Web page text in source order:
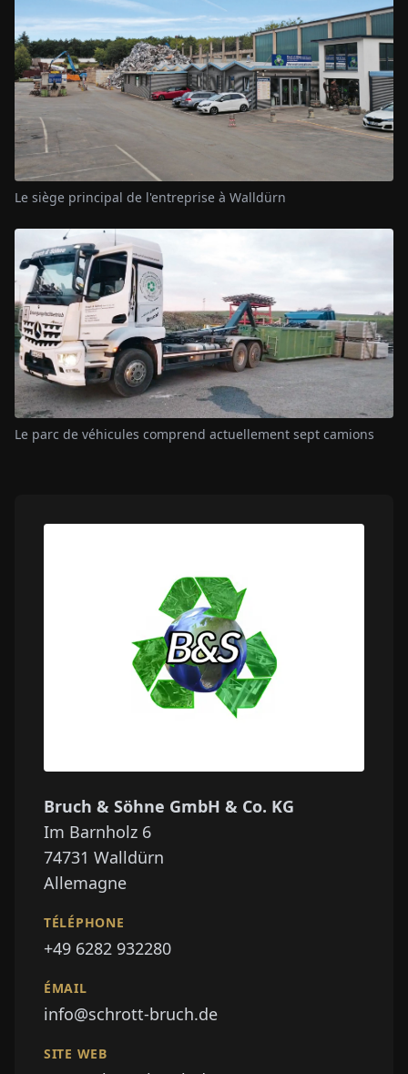
Le siège principal de l'entreprise à Walldürn
Le parc de véhicules comprend actuellement sept camions
Bruch & Söhne GmbH & Co. KG
Im Barnholz 6
74731 Walldürn
Allemagne
TÉLÉPHONE
+49 6282 932280
ÉMAIL
info@schrott-bruch.de
SITE WEB